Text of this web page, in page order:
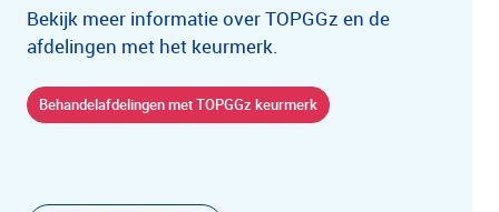
Bekijk meer informatie over TOPGGz en de
afdelingen met het keurmerk.
Behandelafdelingen met TOPGGz keurmerk